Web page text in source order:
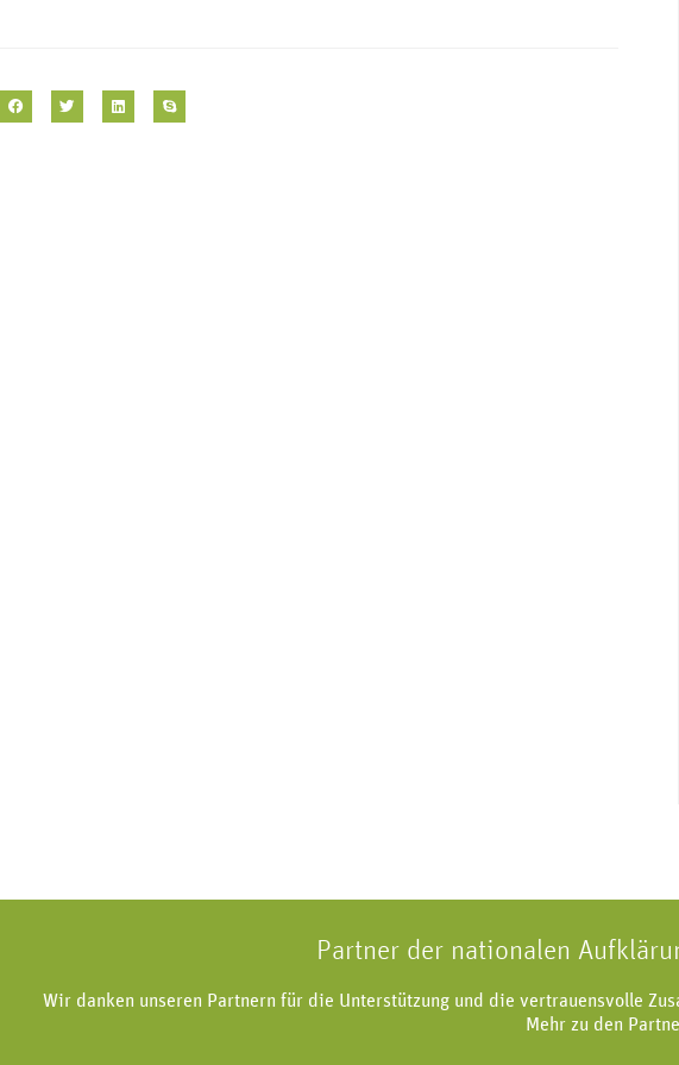
Partner der nationalen
Wir danken unseren Partnern für die Unterstützung und die vertrauensvolle
Mehr zu den